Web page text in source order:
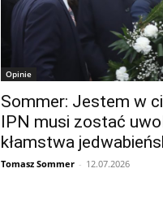
Opinie
Sommer: Jestem w
IPN musi zostać
kłamstwa
Tomasz Sommer - 12.07.2026